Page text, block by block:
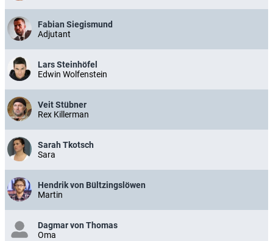
Fabian Siegismund
Adjutant
Lars Steinhöfel
Edwin Wolfenstein
Veit Stübner
Rex Killerman
Sarah Tkotsch
Sara
Hendrik von Bültzingslöwen
Martin
Dagmar von Thomas
Oma